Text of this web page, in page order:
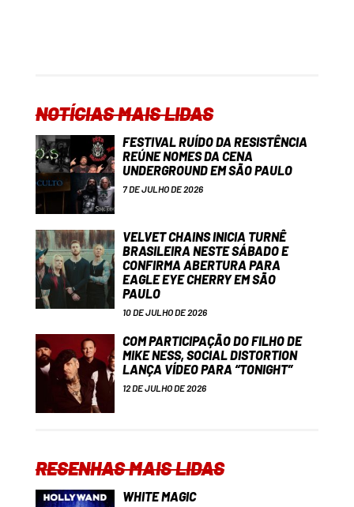
NOTÍCIAS MAIS LIDAS
FESTIVAL RUÍDO DA RESISTÊNCIA
REÚNE NOMES DA CENA
UNDERGROUND EM SÃO PAULO
7 DE JULHO DE 2026
VELVET CHAINS INICIA TURNÊ
BRASILEIRA NESTE SÁBADO E
CONFIRMA ABERTURA PARA
EAGLE EYE CHERRY EM SÃO
PAULO
10 DE JULHO DE 2026
COM PARTICIPAÇÃO DO FILHO DE
MIKE NESS, SOCIAL DISTORTION
LANÇA VÍDEO PARA “TONIGHT”
12 DE JULHO DE 2026
RESENHAS MAIS LIDAS
WHITE MAGIC